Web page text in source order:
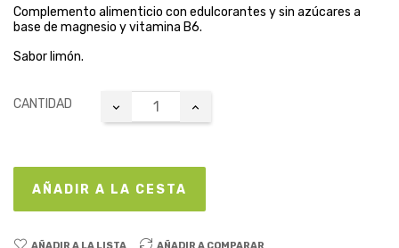
Complemento alimenticio con edulcorantes y sin azúcares a
base de magnesio y vitamina B6.
Sabor limón.
CANTIDAD
AÑADIR A LA CESTA